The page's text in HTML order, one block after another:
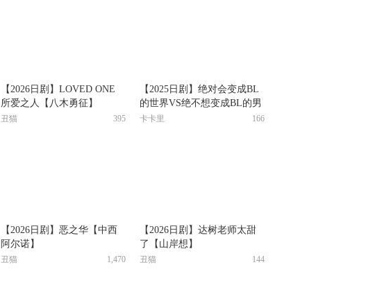
【2026日剧】LOVED ONE
所爱之人【八木勇征】
395
丑猫
【2025日剧】绝对会变成BL
的世界VS绝不想变成BL的男
人 Final【全】【第4季】
166
卡卡里
【2026日剧】恶之华【中西
阿尔诺】
1,470
丑猫
【2026日剧】达树老师太甜
了【山岸想】
144
丑猫